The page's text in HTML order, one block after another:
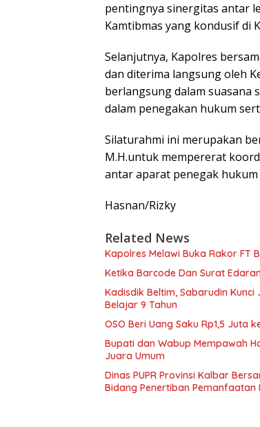
pentingnya sinergitas antar
Kamtibmas yang kondusif di
Selanjutnya, Kapolres
dan diterima langsung oleh
berlangsung dalam suasana
dalam penegakan hukum
Silaturahmi ini merupakan
M.H.untuk mempererat
antar aparat penegak hukum
Hasnan/Rizky
Related News
Kapolres Melawi Buka Rakor FT
Ketika Barcode Dan Surat
Kadisdik Beltim, Sabarudin
Belajar 9 Tahun
OSO Beri Uang Saku Rp1,5 Juta
Bupati dan Wabup Mempawah
Juara Umum
Dinas PUPR Provinsi Kalbar
Bidang Penertiban Pemanfaatan